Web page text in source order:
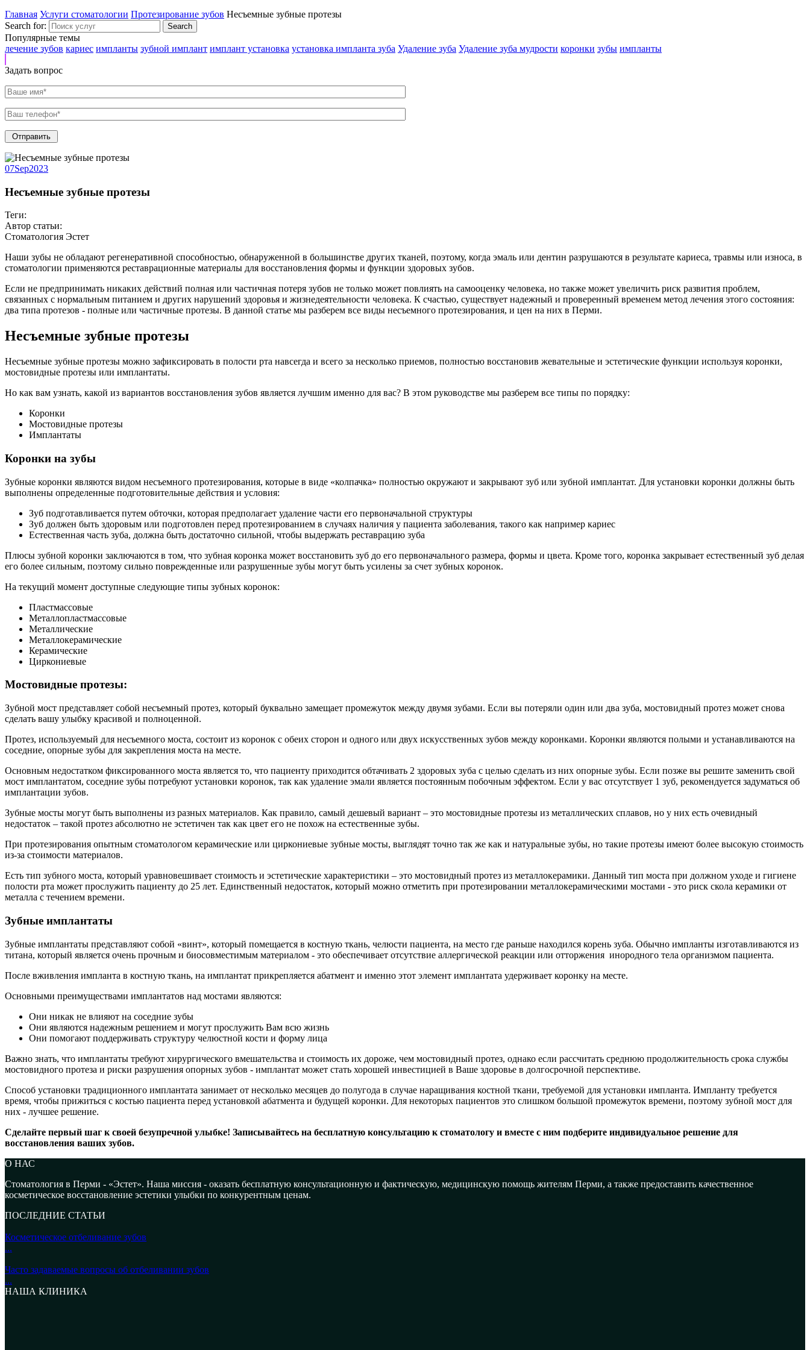
Главная Услуги стоматологии Протезирование зубов Несъемные зубные протезы
Search for:
Популярные темы
лечение зубов кариес импланты зубной имплант имплант установка установка импланта зуба Удаление зуба Удаление зуба мудрости коронки зубы импланты
Задать вопрос
07Sep2023
Несъемные зубные протезы
Теги:
Автор статьи:
Стоматология Эстет
Наши зубы не обладают регенеративной способностью, обнаруженной в большинстве других тканей, поэтому, когда эмаль или дентин разрушаются в результате кариеса, травмы или износа, в
стоматологии применяются реставрационные материалы для восстановления формы и функции здоровых зубов.
Если не предпринимать никаких действий полная или частичная потеря зубов не только может повлиять на самооценку человека, но также может увеличить риск развития проблем,
связанных с нормальным питанием и других нарушений здоровья и жизнедеятельности человека. К счастью, существует надежный и проверенный временем метод лечения этого состояния:
два типа протезов - полные или частичные протезы. В данной статье мы разберем все виды несъемного протезирования, и цен на них в Перми.
Несъемные зубные протезы
Несъемные зубные протезы можно зафиксировать в полости рта навсегда и всего за несколько приемов, полностью восстановив жевательные и эстетические функции используя коронки,
мостовидные протезы или имплантаты.
Но как вам узнать, какой из вариантов восстановления зубов является лучшим именно для вас? В этом руководстве мы разберем все типы по порядку:
Коронки
Мостовидные протезы
Имплантаты
Коронки на зубы
Зубные коронки являются видом несъемного протезирования, которые в виде «колпачка» полностью окружают и закрывают зуб или зубной имплантат. Для установки коронки должны быть
выполнены определенные подготовительные действия и условия:
Зуб подготавливается путем обточки, которая предполагает удаление части его первоначальной структуры
Зуб должен быть здоровым или подготовлен перед протезированием в случаях наличия у пациента заболевания, такого как например кариес
Естественная часть зуба, должна быть достаточно сильной, чтобы выдержать реставрацию зуба
Плюсы зубной коронки заключаются в том, что зубная коронка может восстановить зуб до его первоначального размера, формы и цвета. Кроме того, коронка закрывает естественный зуб делая
его более сильным, поэтому сильно поврежденные или разрушенные зубы могут быть усилены за счет зубных коронок.
На текущий момент доступные следующие типы зубных коронок:
Пластмассовые
Металлопластмассовые
Металлические
Металлокерамические
Керамические
Циркониевые
Мостовидные протезы:
Зубной мост представляет собой несъемный протез, который буквально замещает промежуток между двумя зубами. Если вы потеряли один или два зуба, мостовидный протез может снова
сделать вашу улыбку красивой и полноценной.
Протез, используемый для несъемного моста, состоит из коронок с обеих сторон и одного или двух искусственных зубов между коронками. Коронки являются полыми и устанавливаются на
соседние, опорные зубы для закрепления моста на месте.
Основным недостатком фиксированного моста является то, что пациенту приходится обтачивать 2 здоровых зуба с целью сделать из них опорные зубы. Если позже вы решите заменить свой
мост имплантатом, соседние зубы потребуют установки коронок, так как удаление эмали является постоянным побочным эффектом. Если у вас отсутствует 1 зуб, рекомендуется задуматься об
имплантации зубов.
Зубные мосты могут быть выполнены из разных материалов. Как правило, самый дешевый вариант – это мостовидные протезы из металлических сплавов, но у них есть очевидный
недостаток – такой протез абсолютно не эстетичен так как цвет его не похож на естественные зубы.
При протезирования опытным стоматологом керамические или циркониевые зубные мосты, выглядят точно так же как и натуральные зубы, но такие протезы имеют более высокую стоимость
из-за стоимости материалов.
Есть тип зубного моста, который уравновешивает стоимость и эстетические характеристики – это мостовидный протез из металлокерамики. Данный тип моста при должном уходе и гигиене
полости рта может прослужить пациенту до 25 лет. Единственный недостаток, который можно отметить при протезировании металлокерамическими мостами - это риск скола керамики от
металла с течением времени.
Зубные имплантаты
Зубные имплантаты представляют собой «винт», который помещается в костную ткань, челюсти пациента, на место где раньше находился корень зуба. Обычно импланты изготавливаются из
титана, который является очень прочным и биосовместимым материалом - это обеспечивает отсутствие аллергической реакции или отторжения инородного тела организмом пациента.
После вживления импланта в костную ткань, на имплантат прикрепляется абатмент и именно этот элемент имплантата удерживает коронку на месте.
Основными преимуществами имплантатов над мостами являются:
Они никак не влияют на соседние зубы
Они являются надежным решением и могут прослужить Вам всю жизнь
Они помогают поддерживать структуру челюстной кости и форму лица
Важно знать, что имплантаты требуют хирургического вмешательства и стоимость их дороже, чем мостовидный протез, однако если рассчитать среднюю продолжительность срока службы
мостовидного протеза и риски разрушения опорных зубов - имплантат может стать хорошей инвестицией в Ваше здоровье в долгосрочной перспективе.
Способ установки традиционного имплантата занимает от несколько месяцев до полугода в случае наращивания костной ткани, требуемой для установки импланта. Импланту требуется
время, чтобы прижиться с костью пациента перед установкой абатмента и будущей коронки. Для некоторых пациентов это слишком большой промежуток времени, поэтому зубной мост для
них - лучшее решение.
Сделайте первый шаг к своей безупречной улыбке! Записывайтесь на бесплатную консультацию к стоматологу и вместе с ним подберите индивидуальное решение для
восстановления ваших зубов.
О НАС
Стоматология в Перми - «Эстет». Наша миссия - оказать бесплатную консультационную и фактическую, медицинскую помощь жителям Перми, а также предоставить качественное
косметическое восстановление эстетики улыбки по конкурентным ценам.
ПОСЛЕДНИЕ СТАТЬИ
Косметическое отбеливание зубов
...
Часто задаваемые вопросы об отбеливании зубов
...
НАША КЛИНИКА